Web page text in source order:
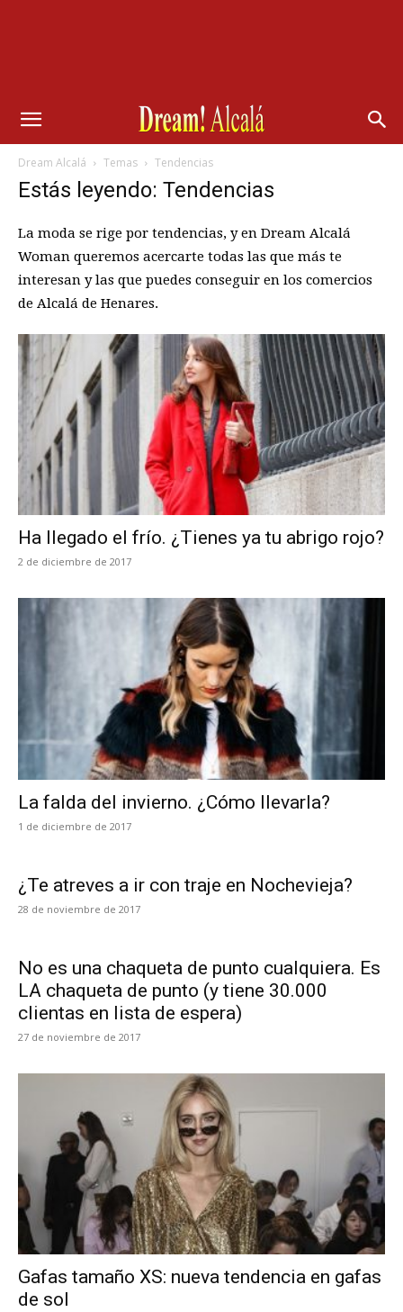
Dream Alcalá Temas Tendencias
Estás leyendo: Tendencias
La moda se rige por tendencias, y en Dream Alcalá
Woman queremos acercarte todas las que más te
interesan y las que puedes conseguir en los comercios
de Alcalá de Henares.
Ha llegado el frío. ¿Tienes ya tu abrigo rojo?
2 de diciembre de 2017
La falda del invierno. ¿Cómo llevarla?
1 de diciembre de 2017
¿Te atreves a ir con traje en Nochevieja?
28 de noviembre de 2017
No es una chaqueta de punto cualquiera. Es
LA chaqueta de punto (y tiene 30.000
clientas en lista de espera)
27 de noviembre de 2017
Gafas tamaño XS: nueva tendencia en gafas
de sol